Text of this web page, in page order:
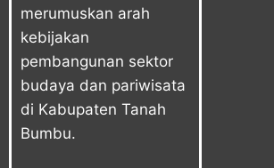
merumuskan arah
kebijakan
pembangunan sektor
budaya dan pariwisata
di Kabupaten Tanah
Bumbu.